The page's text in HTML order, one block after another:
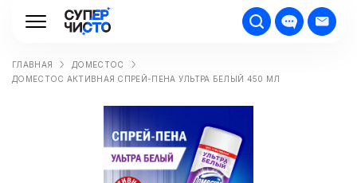
ГЛАВНАЯ
ДОМЕСТОС
ДОМЕСТОС АКТИВНАЯ СПРЕЙ-ПЕНА УЛЬТРА БЕЛЫЙ 450 МЛ